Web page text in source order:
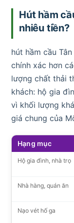
Hút hầm
nhiêu tiền?
hút hầm cầu
chính xác hơn
lượng chất thải
khách: hộ gia
vì khối lượng
giá chung của
Hạng mục
Hộ gia đình, nhà trọ
Nhà hàng, quán ăn
Nạo vét hố ga